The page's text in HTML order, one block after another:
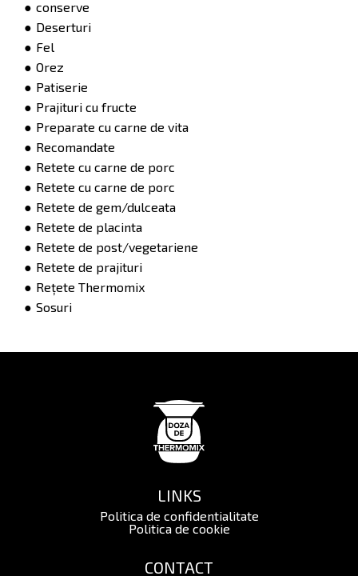
conserve
Deserturi
Fel
Orez
Patiserie
Prajituri cu fructe
Preparate cu carne de vita
Recomandate
Retete cu carne de porc
Retete cu carne de porc
Retete de gem/dulceata
Retete de placinta
Retete de post/vegetariene
Retete de prajituri
Rețete Thermomix
Sosuri
LINKS
Politica de confidentialitate
Politica de cookie
CONTACT